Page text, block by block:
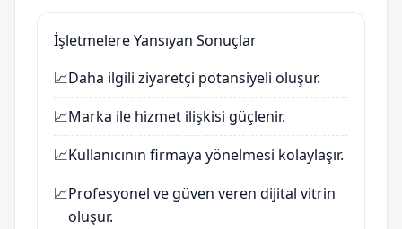
İşletmelere Yansıyan Sonuçlar
📈Daha ilgili ziyaretçi potansiyeli oluşur.
📈Marka ile hizmet ilişkisi güçlenir.
📈Kullanıcının firmaya yönelmesi kolaylaşır.
📈Profesyonel ve güven veren dijital vitrin
oluşur.